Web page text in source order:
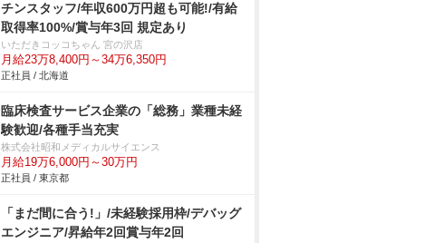
チンスタッフ/年収600万円超も可能!/有給
取得率100%/賞与年3回 規定あり
いただきコッコちゃん 宮の沢店
月給23万8,400円～34万6,350円
正社員 / 北海道
臨床検査サービス企業の「総務」業種未経
験歓迎/各種手当充実
株式会社昭和メディカルサイエンス
月給19万6,000円～30万円
正社員 / 東京都
「まだ間に合う!」/未経験採用枠/デバッグ
エンジニア/昇給年2回賞与年2回